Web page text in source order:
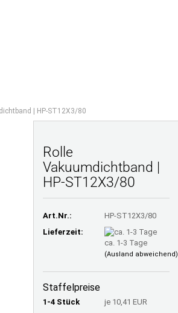
| HP-ST12X3/80
Rolle
Vakuumdichtband |
HP-ST12X3/80
Art.Nr.:
HP-ST12X3/80
Lieferzeit:
ca. 1-3 Tage
(Ausland abweichend)
Staffelpreise
1-4 Stück
je 10,41 EUR